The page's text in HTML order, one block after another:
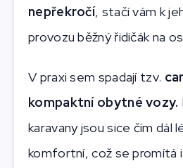
nepřekročí, stačí vám k
provozu běžný řidičák na
V praxi sem spadají tzv.
kompaktní obytné vozy.
karavany jsou sice čím dál
komfortní, což se promítá i